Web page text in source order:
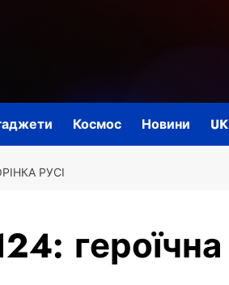
Космос Новини UK
РУСІ
героїчна